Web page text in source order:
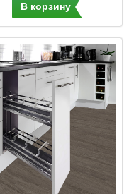
В корзину